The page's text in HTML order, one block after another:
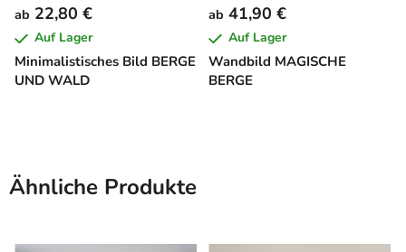
Minimalistisches Bild BERGE
UND WALD
ab 22,80 €
Auf Lager
Wandbild MAGISCHE
BERGE
ab 41,90 €
Auf Lager
Ähnliche Produkte